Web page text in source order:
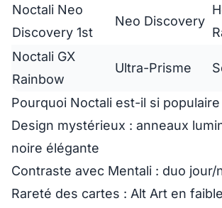
Noctali Neo
Discovery 1st
Neo Discovery
Noctali GX
Rainbow
Ultra-Prisme
Pourquoi Noctali est-il si populaire
Design mystérieux : anneaux
noire élégante
Contraste avec Mentali : duo jour/
Rareté des cartes : Alt Art en